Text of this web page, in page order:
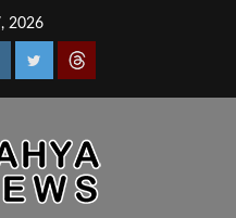
2026